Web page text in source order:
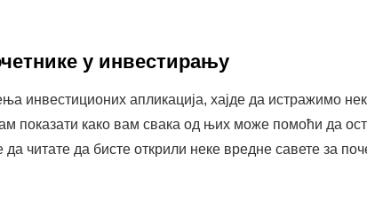
у инвестирању
инвестиционих апликација, хајде да истражимо
показати како вам свака од њих може помоћи да
читате да бисте открили неке вредне савете за